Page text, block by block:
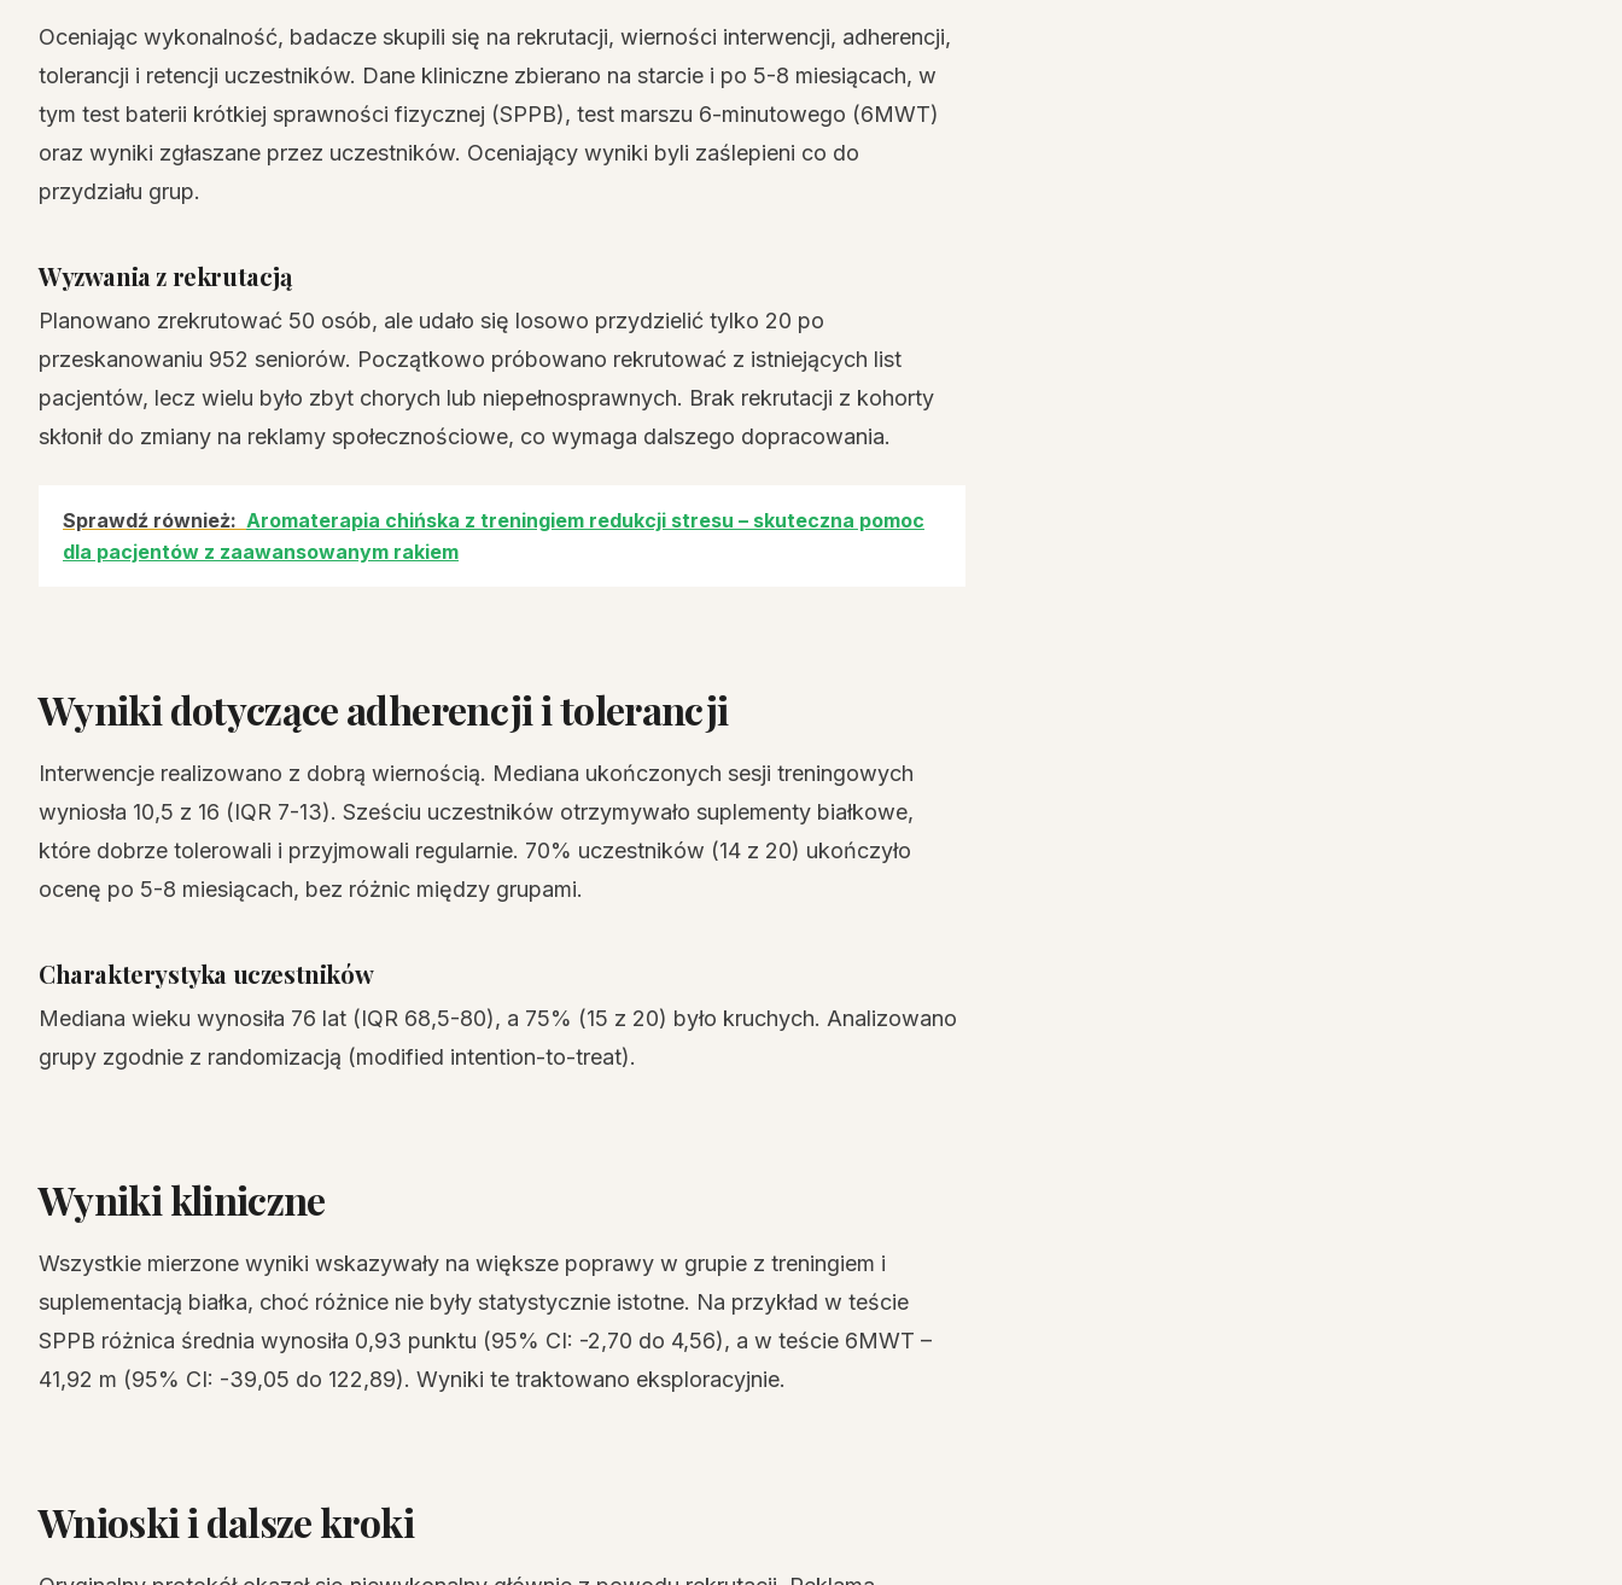
Oceniając wykonalność, badacze skupili się na rekrutacji, wierności interwencji, adherencji,
tolerancji i retencji uczestników. Dane kliniczne zbierano na starcie i po 5-8 miesiącach, w
tym test baterii krótkiej sprawności fizycznej (SPPB), test marszu 6-minutowego (6MWT)
oraz wyniki zgłaszane przez uczestników. Oceniający wyniki byli zaślepieni co do
przydziału grup.
Wyzwania z rekrutacją
Planowano zrekrutować 50 osób, ale udało się losowo przydzielić tylko 20 po
przeskanowaniu 952 seniorów. Początkowo próbowano rekrutować z istniejących list
pacjentów, lecz wielu było zbyt chorych lub niepełnosprawnych. Brak rekrutacji z kohorty
skłonił do zmiany na reklamy społecznościowe, co wymaga dalszego dopracowania.
Sprawdź również: Aromaterapia chińska z treningiem redukcji stresu – skuteczna pomoc
dla pacjentów z zaawansowanym rakiem
Wyniki dotyczące adherencji i tolerancji
Interwencje realizowano z dobrą wiernością. Mediana ukończonych sesji treningowych
wyniosła 10,5 z 16 (IQR 7-13). Sześciu uczestników otrzymywało suplementy białkowe,
które dobrze tolerowali i przyjmowali regularnie. 70% uczestników (14 z 20) ukończyło
ocenę po 5-8 miesiącach, bez różnic między grupami.
Charakterystyka uczestników
Mediana wieku wynosiła 76 lat (IQR 68,5-80), a 75% (15 z 20) było kruchych. Analizowano
grupy zgodnie z randomizacją (modified intention-to-treat).
Wyniki kliniczne
Wszystkie mierzone wyniki wskazywały na większe poprawy w grupie z treningiem i
suplementacją białka, choć różnice nie były statystycznie istotne. Na przykład w teście
SPPB różnica średnia wynosiła 0,93 punktu (95% CI: -2,70 do 4,56), a w teście 6MWT –
41,92 m (95% CI: -39,05 do 122,89). Wyniki te traktowano eksploracyjnie.
Wnioski i dalsze kroki